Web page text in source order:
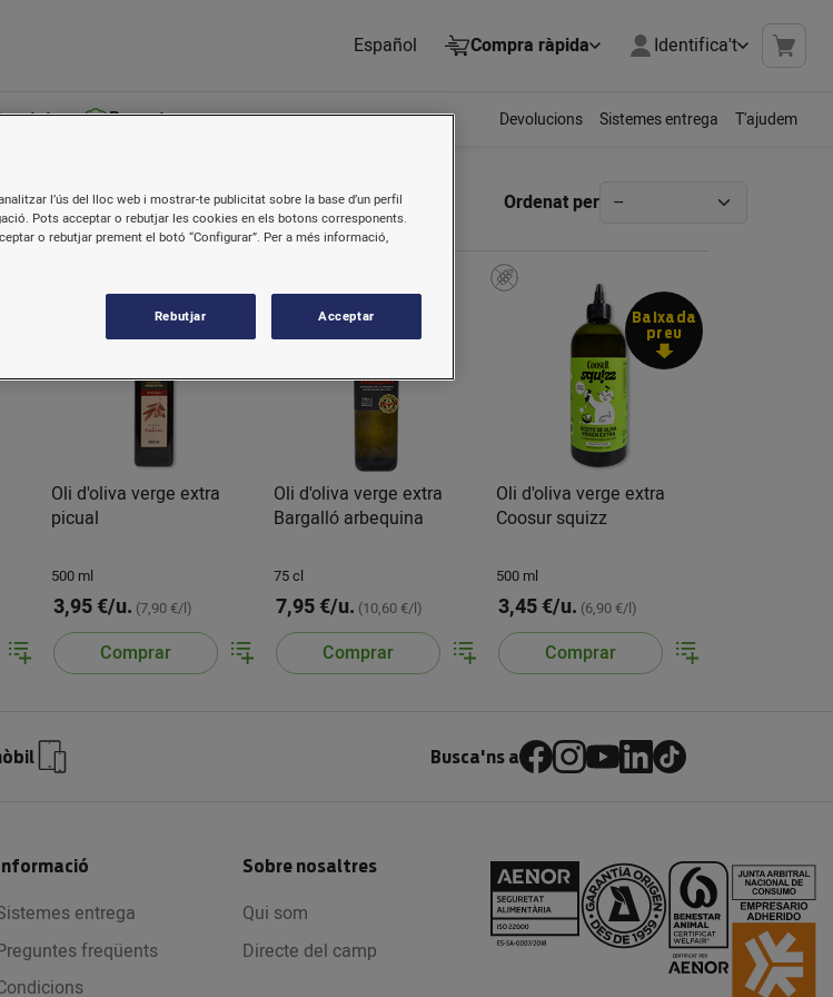
Español Compra ràpida Identifica't
Receptes Devolucions Sistemes entrega T'ajudem
Ordenat per
Oli d'oliva verge extra
picual
500 ml
3,95 €/u. (7,90 €/l)
Comprar
Oli d'oliva verge extra
Bargalló arbequina
75 cl
7,95 €/u. (10,60 €/l)
Comprar
Baixada
preu
Oli d'oliva verge extra
Coosur squizz
500 ml
3,45 €/u. (6,90 €/l)
Comprar
Busca'ns a
Informació
entrega
freqüents
Sobre nosaltres
Qui som
Directe del camp
l’ús del lloc web i mostrar-te publicitat sobre la base d’un perfil
Pots acceptar o rebutjar les cookies en els botons corresponents.
o rebutjar prement el botó “Configurar”. Per a més informació,
Rebutjar Acceptar